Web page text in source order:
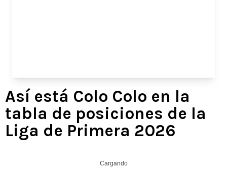
Así está Colo Colo en la
tabla de posiciones de la
Liga de Primera 2026
Cargando